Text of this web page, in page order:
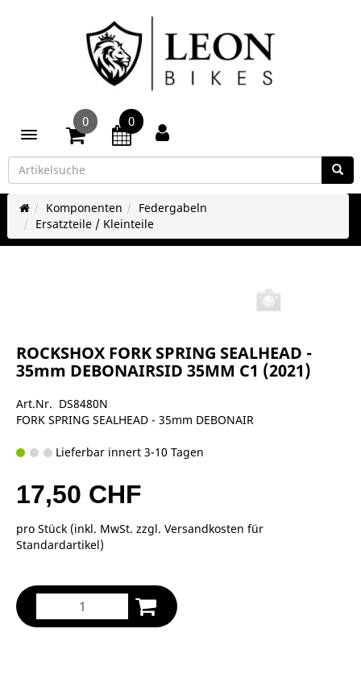
Toggle navigation
0 0
Komponenten
Federgabeln
Ersatzteile / Kleinteile
ROCKSHOX FORK SPRING SEALHEAD -
35mm DEBONAIRSID 35MM C1 (2021)
Art.Nr. DS8480N
FORK SPRING SEALHEAD - 35mm DEBONAIR
Lieferbar innert 3-10 Tagen
17,50 CHF
pro Stück (inkl. MwSt. zzgl. Versandkosten für
Standardartikel)